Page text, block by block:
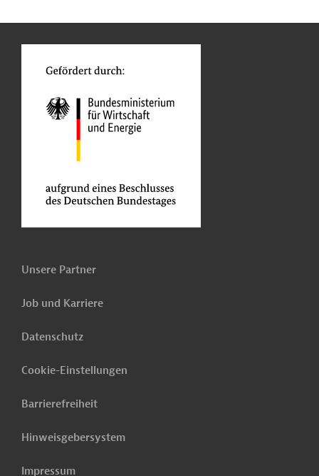
Unsere Partner
Job und Karriere
Datenschutz
Cookie-Einstellungen
Barrierefreiheit
Hinweisgebersystem
Impressum